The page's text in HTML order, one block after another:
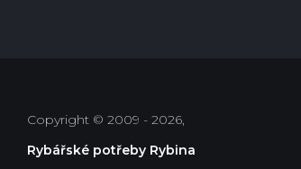
Copyright © 2009 - 2026,
Rybářské potřeby Rybina